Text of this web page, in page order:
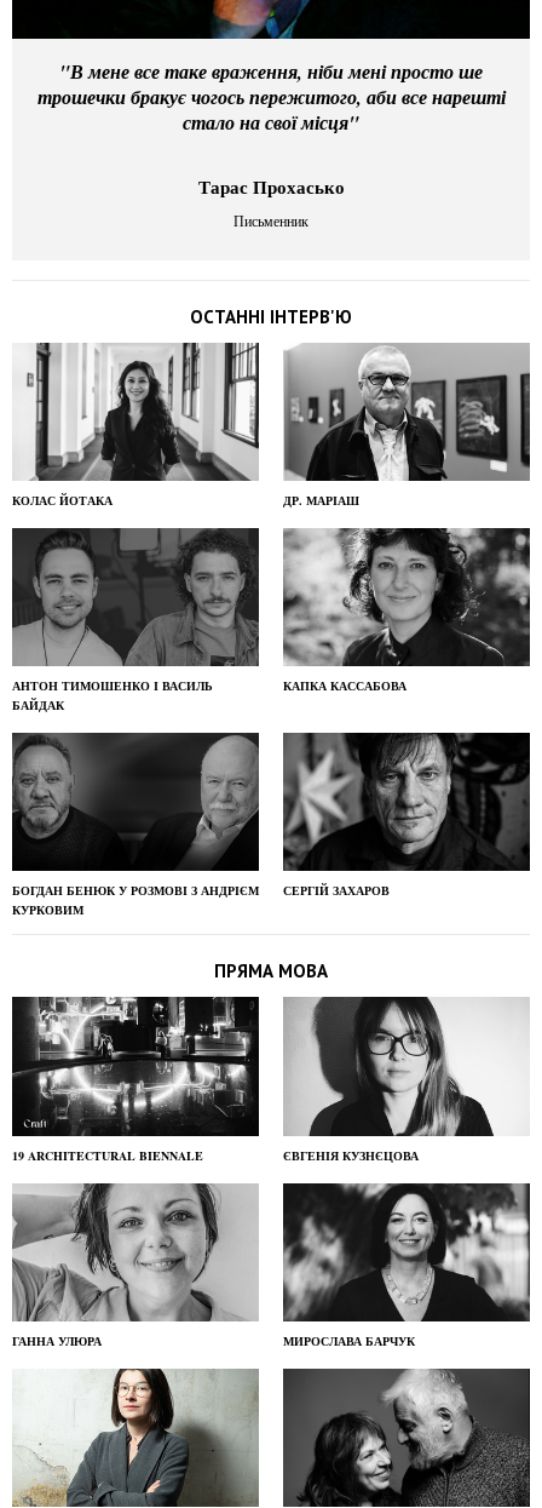
"В мене все таке враження, ніби мені просто ше
трошечки бракує чогось пережитого, аби все нарешті
стало на свої місця"
Тарас Прохасько
Письменник
ОСТАННІ ІНТЕРВ'Ю
КОЛАС ЙОТАКА ДР. МАРІАШ
АНТОН ТИМОШЕНКО І ВАСИЛЬ
БАЙДАК
КАПКА КАССАБОВА
БОГДАН БЕНЮК У РОЗМОВІ З АНДРІЄМ
КУРКОВИМ
СЕРГІЙ ЗАХАРОВ
ПРЯМА МОВА
19 ARCHITECTURAL BIENNALE ЄВГЕНІЯ КУЗНЄЦОВА
ГАННА УЛЮРА МИРОСЛАВА БАРЧУК